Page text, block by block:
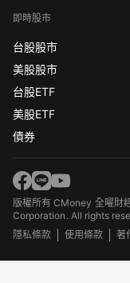
即時股市
台股股市
美股股市
台股ETF
美股ETF
債券
版權所有 CMoney 全曜
Corporation. All rights
隱私條款
使用條款 著